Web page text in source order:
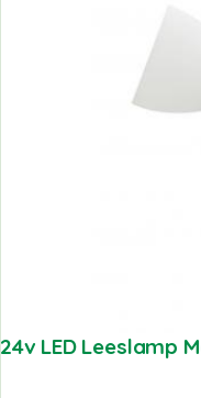
24v LED Leeslamp